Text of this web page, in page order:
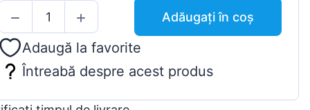
Adăugați în coș
Adaugă la favorite
Întreabă despre acest produs